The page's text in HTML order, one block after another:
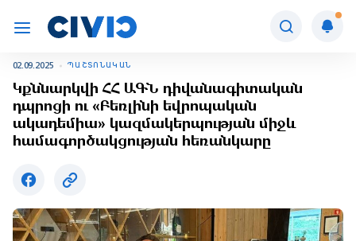
02.09.2025 ՊԱՇՏՈՆԱԿԱՆ
Կքննարկվի ՀՀ ԱԳՆ դիվանագիտական
դպրոցի ու «Բեռլինի եվրոպական
ակադեմիա» կազմակերպության միջև
համագործակցության հեռանկարը